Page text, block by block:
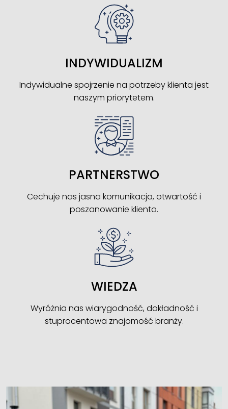
INDYWIDUALIZM
Indywidualne spojrzenie na potrzeby klienta jest
naszym priorytetem.
PARTNERSTWO
Cechuje nas jasna komunikacja, otwartość i
poszanowanie klienta.
WIEDZA
Wyróżnia nas wiarygodność, dokładność i
stuprocentowa znajomość branży.